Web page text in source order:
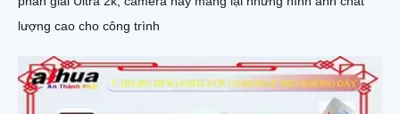
lượng cao cho công trình